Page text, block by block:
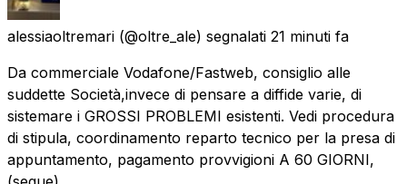
alessiaoltremari (@oltre_ale) segnalati 21 minuti fa
Da commerciale Vodafone/Fastweb, consiglio alle
suddette Società,invece di pensare a diffide varie, di
sistemare i GROSSI PROBLEMI esistenti. Vedi procedura
di stipula, coordinamento reparto tecnico per la presa di
appuntamento, pagamento provvigioni A 60 GIORNI,